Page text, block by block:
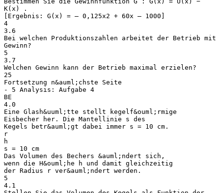
K(x) .
[Ergebnis: G(x) = – 0,125x2 + 60x – 1000]
4
3.6
Bei welchen Produktionszahlen arbeitet der Betrieb mit
Gewinn?
5
3.7
Welchen Gewinn kann der Betrieb maximal erzielen?
25
Fortsetzung n&auml;chste Seite
- 5 Analysis: Aufgabe 4
BE
4.0
Eine Glash&uuml;tte stellt kegelf&ouml;rmige
Eisbecher her. Die Mantellinie s des
Kegels betr&auml;gt dabei immer s = 10 cm.
r
h
s = 10 cm
Das Volumen des Bechers &auml;ndert sich,
wenn die H&ouml;he h und damit gleichzeitig
der Radius r ver&auml;ndert werden.
5
4.1